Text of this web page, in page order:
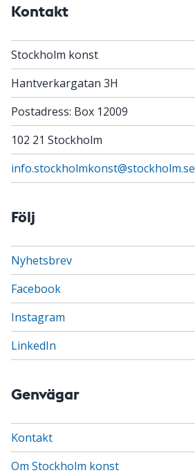
Kontakt
Stockholm konst
Hantverkargatan 3H
Postadress: Box 12009
102 21 Stockholm
info.stockholmkonst@stockholm.se
Följ
Nyhetsbrev
Facebook
Instagram
LinkedIn
Genvägar
Kontakt
Om Stockholm konst